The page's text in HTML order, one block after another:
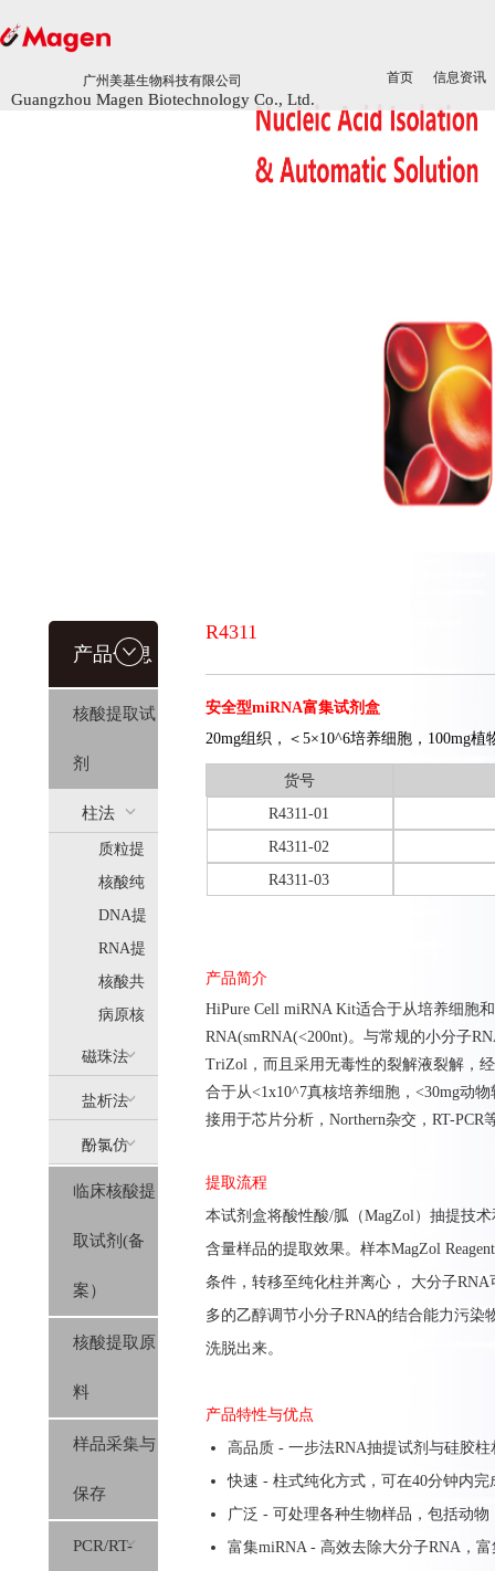
广州美基生物科技有限公司
Guangzhou Magen Biotechnology Co., Ltd.
首页 信息资讯
广州美基生物科技有限公司
Guangzhou Magen Biotechnology Co., Ltd.
首页 信息资讯
产品信息
核酸提取试
剂
柱法
质粒提
取
核酸纯
化
DNA提
取
RNA提
取
核酸共
提
(AllPure)
病原核
酸提取
磁珠法
(MagPure)
盐析法
(SolPure)
酚氯仿
(Trizol系
列）
临床核酸提
取试剂(备
案）
核酸提取原
料
样品采集与
保存
PCR/RT-
R4311
安全型miRNA富集试剂盒
20mg组织，＜5×10^6培养细胞，100mg
货号
R4311-01
R4311-02
R4311-03
产品简介
HiPure Cell miRNA Kit适合于从培养细胞
RNA(smRNA(<200nt)。与常规的小分子
TriZol，而且采用无毒性的裂解液裂解，
合于从<1x10^7真核培养细胞，<30mg动
接用于芯片分析，Northern杂交，RT-PCR
提取流程
本试剂盒将酸性酸/胍（MagZol）抽提技术
含量样品的提取效果。 样本MagZol Reagent
条件 ，转移至纯化柱并离心， 大分子RNA
多的乙醇调节小分子RNA的结合能力污染
洗脱出来。
产品特性与优点
高品质 - 一步法RNA抽提试剂与硅胶
快速 - 柱式纯化方式，可在40分钟内
广泛 - 可处理各种生物样品，包括动
富集miRNA - 高效去除大分子RNA，